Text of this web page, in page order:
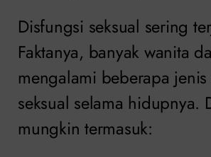
Disfungsi seksual sering
Faktanya, banyak wanita
mengalami beberapa
seksual selama hidupnya.
mungkin termasuk: